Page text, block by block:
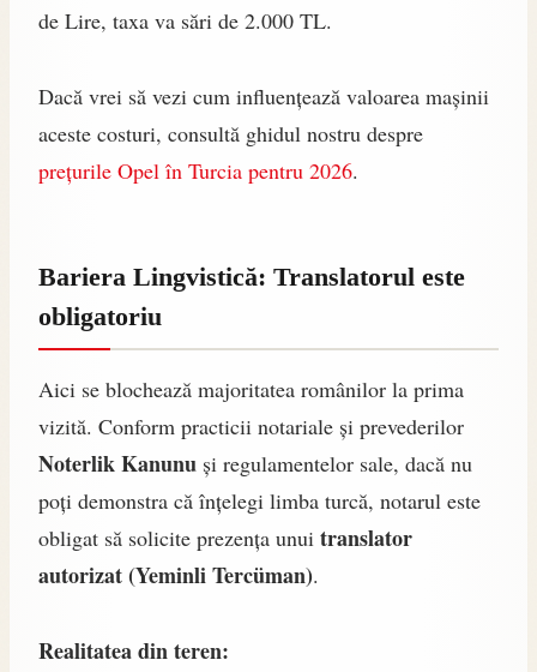
de Lire, taxa va sări de 2.000 TL.
Dacă vrei să vezi cum influențează valoarea mașinii
aceste costuri, consultă ghidul nostru despre
prețurile Opel în Turcia pentru 2026.
Bariera Lingvistică: Translatorul este
obligatoriu
Aici se blochează majoritatea românilor la prima
vizită. Conform practicii notariale și prevederilor
Noterlik Kanunu și regulamentelor sale, dacă nu
poți demonstra că înțelegi limba turcă, notarul este
obligat să solicite prezența unui translator
autorizat (Yeminli Tercüman).
Realitatea din teren: